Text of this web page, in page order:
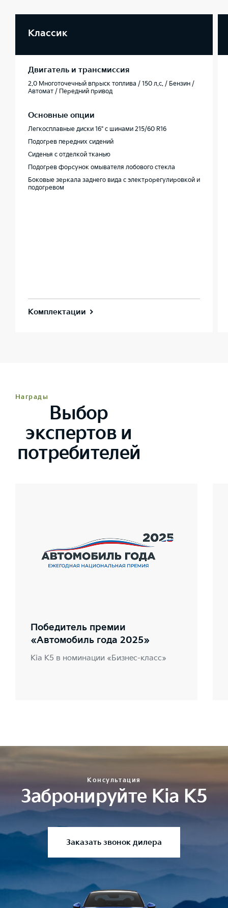
Классик
Двигатель и трансмиссия
2.0 Многоточечный впрыск топлива / 150 л.с. / Бензин /
Автомат / Передний привод
Основные опции
Легкосплавные диски 16" с шинами 215/60 R16
Подогрев передних сидений
Сиденья с отделкой тканью
Подогрев форсунок омывателя лобового стекла
Боковые зеркала заднего вида с электрорегулировкой и
подогревом
Комплектации
Награды
Выбор
экспертов и
потребителей
Победитель премии
«Автомобиль года 2025»
Kia K5 в номинации «Бизнес-класс»
Консультация
Забронируйте Kia K5
Заказать звонок дилера